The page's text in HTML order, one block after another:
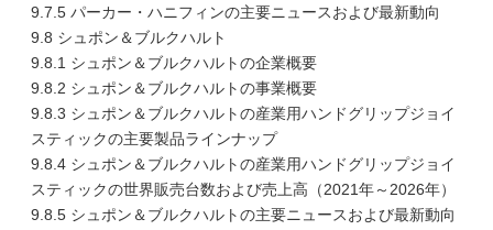
9.7.5 パーカー・ハニフィンの主要ニュースおよび最新動向
9.8 シュポン＆ブルクハルト
9.8.1 シュポン＆ブルクハルトの企業概要
9.8.2 シュポン＆ブルクハルトの事業概要
9.8.3 シュポン＆ブルクハルトの産業用ハンドグリップジョイ
スティックの主要製品ラインナップ
9.8.4 シュポン＆ブルクハルトの産業用ハンドグリップジョイ
スティックの世界販売台数および売上高（2021年～2026年）
9.8.5 シュポン＆ブルクハルトの主要ニュースおよび最新動向